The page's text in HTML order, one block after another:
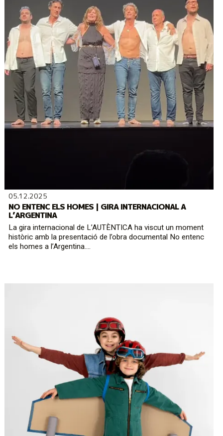
05.12.2025
NO ENTENC ELS HOMES | GIRA INTERNACIONAL A
L’ARGENTINA
La gira internacional de L’AUTÈNTICA ha viscut un moment
històric amb la presentació de l’obra documental No entenc
els homes a l’Argentina....